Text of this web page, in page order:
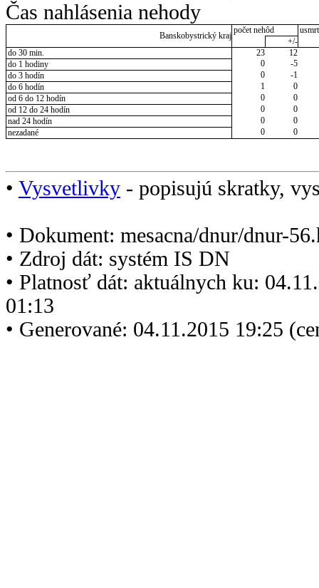
Čas nahlásenia nehody
Banskobystrický kraj
počet nehôd
+/-
do 30 min.
23
12
do 1 hodiny
0
-5
do 3 hodín
0
-1
do 6 hodín
1
0
od 6 do 12 hodín
0
0
od 12 do 24 hodín
0
0
nad 24 hodín
0
0
nezadané
0 0
• Vysvetlivky - popisujú skratky,
• Dokument: mesacna/dnur/dnur-
• Zdroj dát: systém IS DN
• Platnosť dát: aktuálnych ku:
01:13
• Generované: 04.11.2015 19:25